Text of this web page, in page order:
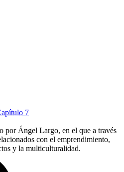
7
por Ángel Largo, en el que a través
con el emprendimiento,
y la multiculturalidad.